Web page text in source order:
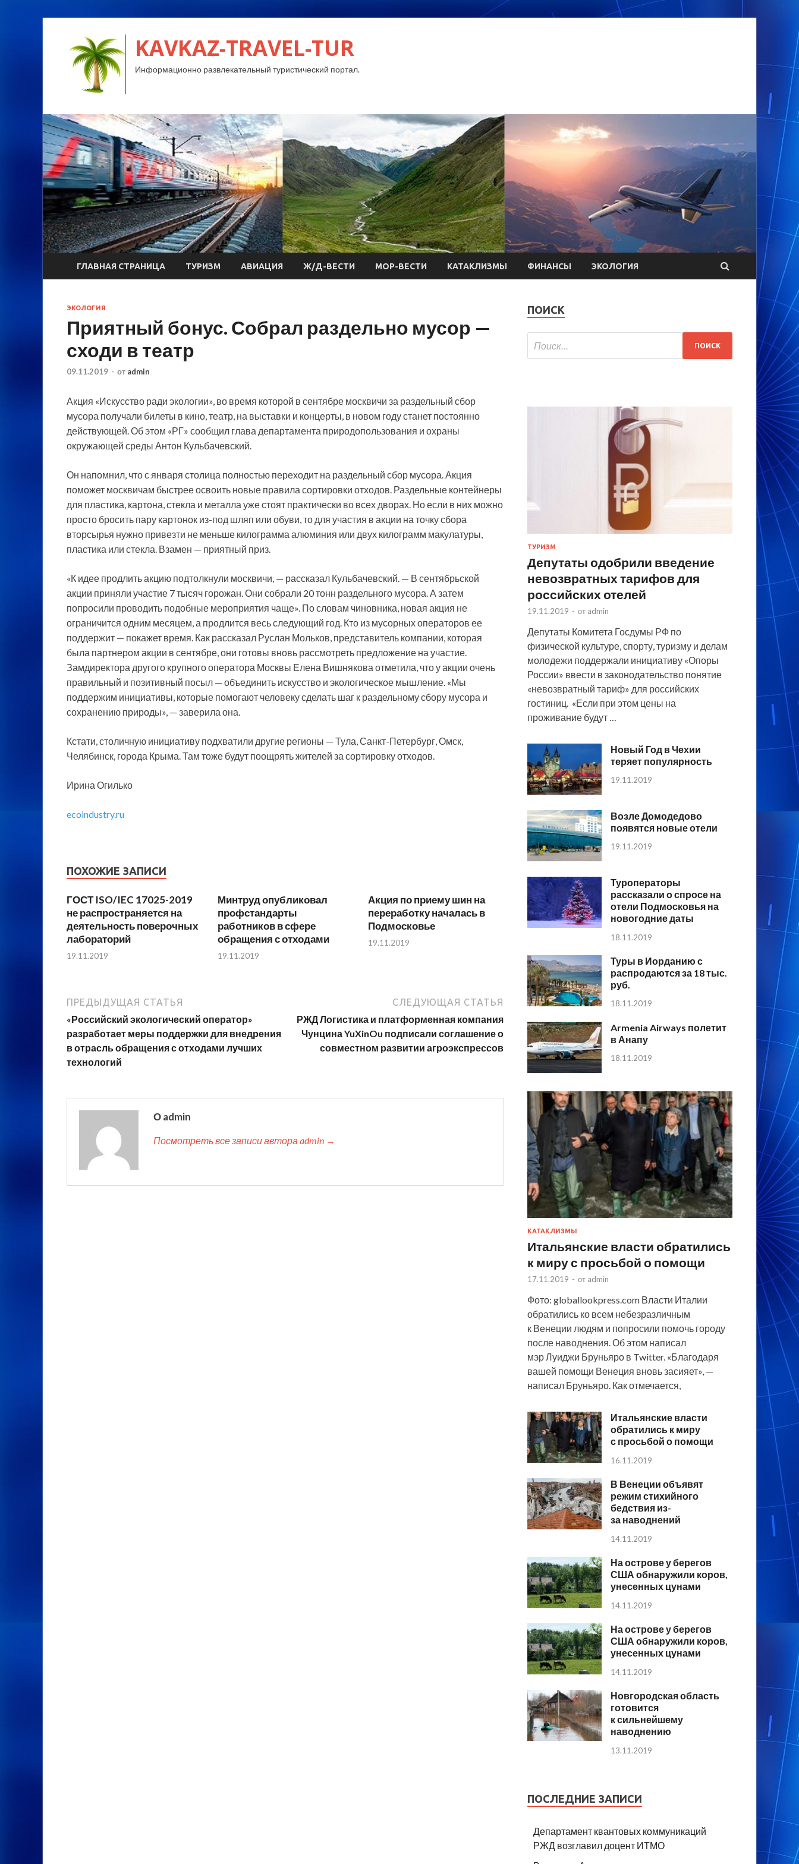
KAVKAZ-TRAVEL-TUR
Информационно развлекательный туристический портал.
ГЛАВНАЯ СТРАНИЦА ТУРИЗМ АВИАЦИЯ Ж/Д-ВЕСТИ МОР-ВЕСТИ КАТАКЛИЗМЫ ФИНАНСЫ ЭКОЛОГИЯ
ЭКОЛОГИЯ
Приятный бонус. Собрал раздельно мусор —
сходи в театр
09.11.2019 - от admin
Акция «Искусство ради экологии», во время которой в сентябре москвичи за раздельный сбор
мусора получали билеты в кино, театр, на выставки и концерты, в новом году станет постоянно
действующей. Об этом «РГ» сообщил глава департамента природопользования и охраны
окружающей среды Антон Кульбачевский.
Он напомнил, что с января столица полностью переходит на раздельный сбор мусора. Акция
поможет москвичам быстрее освоить новые правила сортировки отходов. Раздельные контейнеры
для пластика, картона, стекла и металла уже стоят практически во всех дворах. Но если в них можно
просто бросить пару картонок из-под шляп или обуви, то для участия в акции на точку сбора
вторсырья нужно привезти не меньше килограмма алюминия или двух килограмм макулатуры,
пластика или стекла. Взамен — приятный приз.
«К идее продлить акцию подтолкнули москвичи, — рассказал Кульбачевский. — В сентябрьской
акции приняли участие 7 тысяч горожан. Они собрали 20 тонн раздельного мусора. А затем
попросили проводить подобные мероприятия чаще». По словам чиновника, новая акция не
ограничится одним месяцем, а продлится весь следующий год. Кто из мусорных операторов ее
поддержит — покажет время. Как рассказал Руслан Мольков, представитель компании, которая
была партнером акции в сентябре, они готовы вновь рассмотреть предложение на участие.
Замдиректора другого крупного оператора Москвы Елена Вишнякова отметила, что у акции очень
правильный и позитивный посыл — объединить искусство и экологическое мышление. «Мы
поддержим инициативы, которые помогают человеку сделать шаг к раздельному сбору мусора и
сохранению природы», — заверила она.
Кстати, столичную инициативу подхватили другие регионы — Тула, Санкт-Петербург, Омск,
Челябинск, города Крыма. Там тоже будут поощрять жителей за сортировку отходов.
Ирина Огилько
ecoindustry.ru
ПОХОЖИЕ ЗАПИСИ
ГОСТ ISO/IEC 17025-2019
не распространяется на
деятельность поверочных
лабораторий
19.11.2019
Минтруд опубликовал
профстандарты
работников в сфере
обращения с отходами
19.11.2019
Акция по приему шин на
переработку началась в
Подмосковье
19.11.2019
ПРЕДЫДУЩАЯ СТАТЬЯ
«Российский экологический оператор»
разработает меры поддержки для внедрения
в отрасль обращения с отходами лучших
технологий
СЛЕДУЮЩАЯ СТАТЬЯ
РЖД Логистика и платформенная компания
Чунцина YuXinOu подписали соглашение о
совместном развитии агроэкспрессов
О admin
Посмотреть все записи автора admin →
ПОИСК
ТУРИЗМ
Депутаты одобрили введение
невозвратных тарифов для
российских отелей
19.11.2019 - от admin
Депутаты Комитета Госдумы РФ по
физической культуре, спорту, туризму и делам
молодежи поддержали инициативу «Опоры
России» ввести в законодательство понятие
«невозвратный тариф» для российских
гостиниц. «Если при этом цены на
проживание будут …
Новый Год в Чехии
теряет популярность
19.11.2019
Возле Домодедово
появятся новые отели
19.11.2019
Туроператоры
рассказали о спросе на
отели Подмосковья на
новогодние даты
18.11.2019
Туры в Иорданию с
распродаются за 18 тыс.
руб.
18.11.2019
Armenia Airways полетит
в Анапу
18.11.2019
КАТАКЛИЗМЫ
Итальянские власти обратились
к миру с просьбой о помощи
17.11.2019 - от admin
Фото: globallookpress.com Власти Италии
обратились ко всем небезразличным
к Венеции людям и попросили помочь городу
после наводнения. Об этом написал
мэр Луиджи Бруньяро в Twitter. «Благодаря
вашей помощи Венеция вновь засияет», —
написал Бруньяро. Как отмечается,
Итальянские власти
обратились к миру
с просьбой о помощи
16.11.2019
В Венеции объявят
режим стихийного
бедствия из-
за наводнений
14.11.2019
На острове у берегов
США обнаружили коров,
унесенных цунами
14.11.2019
На острове у берегов
США обнаружили коров,
унесенных цунами
14.11.2019
Новгородская область
готовится
к сильнейшему
наводнению
13.11.2019
ПОСЛЕДНИЕ ЗАПИСИ
Департамент квантовых коммуникаций
РЖД возглавил доцент ИТМО